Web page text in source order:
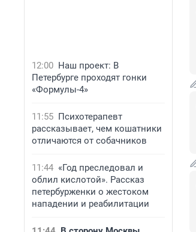
12:00 Наш проект: В
Петербурге проходят гонки
«Формулы-4»
11:55 Психотерапевт
рассказывает, чем кошатники
отличаются от собачников
11:44 «Год преследовал и
облил кислотой». Рассказ
петербурженки о жестоком
нападении и реабилитации